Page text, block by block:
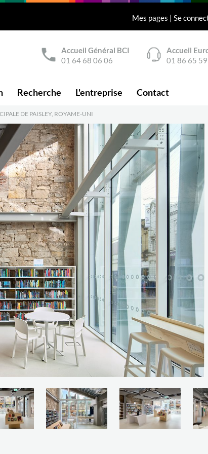
Mes pages | Se
Accueil Général BCI
01 64 68 06 06
Accueil
01 86 65
Recherche L'entreprise Contact
DE PAISLEY, ROYAME-UNI